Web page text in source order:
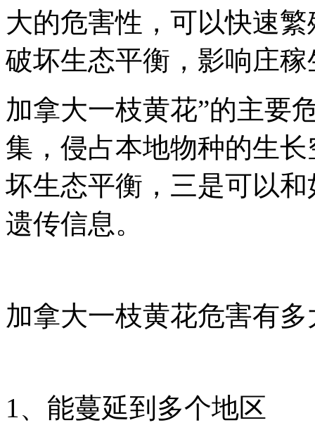
大的危害性，可以快速
破坏生态平衡，影响庄
加拿大一枝黄花”的主要
集，侵占本地物种的生
坏生态平衡，三是可以
遗传信息。
加拿大一枝黄花危害有多
1、能蔓延到多个地区